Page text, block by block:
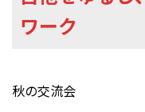
ワーク
秋の交流会